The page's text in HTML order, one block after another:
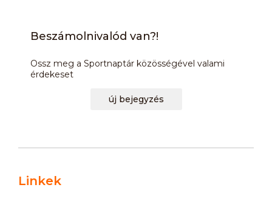
Beszámolnivalód van?!
Ossz meg a Sportnaptár közösségével valami
érdekeset
új bejegyzés
Linkek